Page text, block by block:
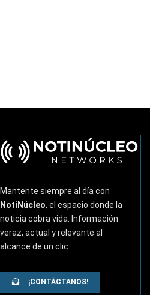
Mantente siempre al día con
NotiNúcleo, el espacio donde la
noticia cobra vida. Información
veraz, actual y relevante al
alcance de un clic.
¡CONTÁCTANOS!